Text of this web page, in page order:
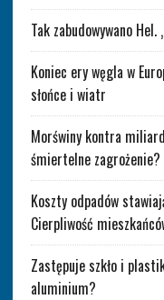
Tak zabudowywano
Koniec ery węgla w
słońce i wiatr
Morświny kontra
śmiertelne zagrożenie?
Koszty odpadów
Cierpliwość
Zastępuje szkło i
aluminium?